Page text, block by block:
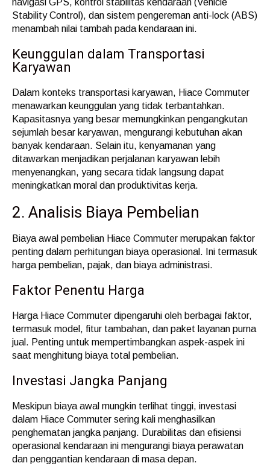
navigasi GPS, kontrol stabilitas kendaraan (Vehicle
Stability Control), dan sistem pengereman anti-lock (ABS)
menambah nilai tambah pada kendaraan ini.
Keunggulan dalam Transportasi
Karyawan
Dalam konteks transportasi karyawan, Hiace Commuter
menawarkan keunggulan yang tidak terbantahkan.
Kapasitasnya yang besar memungkinkan pengangkutan
sejumlah besar karyawan, mengurangi kebutuhan akan
banyak kendaraan. Selain itu, kenyamanan yang
ditawarkan menjadikan perjalanan karyawan lebih
menyenangkan, yang secara tidak langsung dapat
meningkatkan moral dan produktivitas kerja.
2. Analisis Biaya Pembelian
Biaya awal pembelian Hiace Commuter merupakan faktor
penting dalam perhitungan biaya operasional. Ini termasuk
harga pembelian, pajak, dan biaya administrasi.
Faktor Penentu Harga
Harga Hiace Commuter dipengaruhi oleh berbagai faktor,
termasuk model, fitur tambahan, dan paket layanan purna
jual. Penting untuk mempertimbangkan aspek-aspek ini
saat menghitung biaya total pembelian.
Investasi Jangka Panjang
Meskipun biaya awal mungkin terlihat tinggi, investasi
dalam Hiace Commuter sering kali menghasilkan
penghematan jangka panjang. Durabilitas dan efisiensi
operasional kendaraan ini mengurangi biaya perawatan
dan penggantian kendaraan di masa depan.